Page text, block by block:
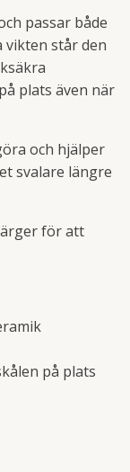
passar både
vikten står den
plats även när
och hjälper
svalare längre
för att
på plats